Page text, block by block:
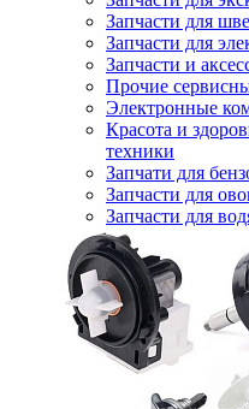
Запчасти для
Запчасти для
Запчасти и
Прочие
Электронные
Красота и
техники
Запчати для
Запчасти для
Запчасти для